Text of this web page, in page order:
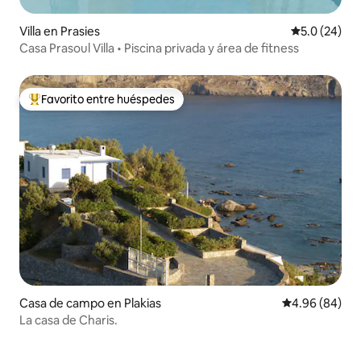
Villa en Prasies Calificación
5.0 (24)
Casa Prasoul Villa • Piscina privada y área de fitness
De los mejores en Favorito entre huéspedes
Favorito entre huéspedes
Casa de campo en Plakias Calificación
4.96 (84)
La casa de Charis.